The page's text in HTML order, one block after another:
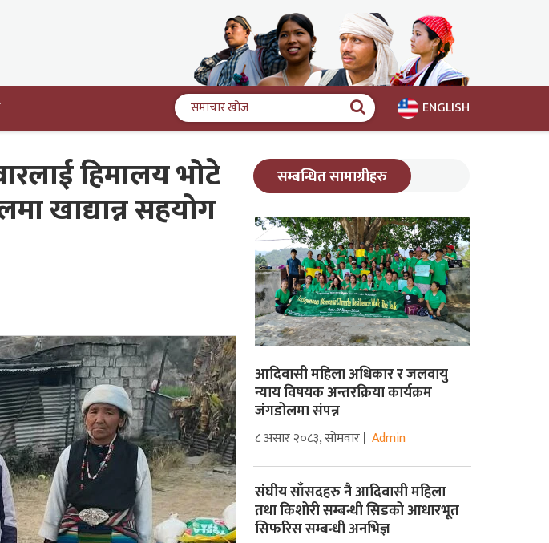
ENGLISH
समाचार
खोज
हिमालय भोटे
खाद्यान्न सहयोग
सम्बन्धित सामाग्रीहरु
आदिवासी महिला अधिकार र जलवायु
न्याय विषयक अन्तरक्रिया कार्यक्रम
जंगडोलमा संपन्न
८ असार २०८३, सोमवार Admin
संघीय साँसदहरु नै आदिवासी महिला
तथा किशोरी सम्बन्धी सिडको आधारभूत
सिफरिस सम्बन्धी अनभिज्ञ